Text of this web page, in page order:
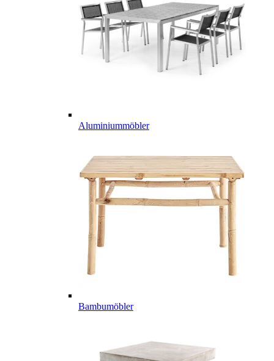
Aluminiummöbler
Bambumöbler